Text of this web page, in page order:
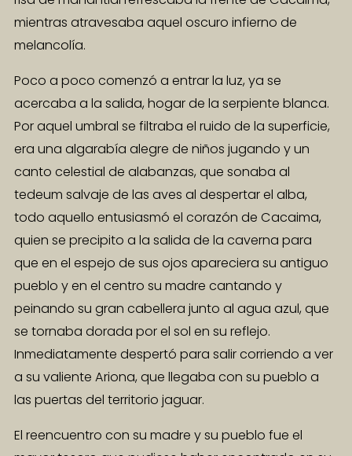
mientras atravesaba aquel oscuro infierno de
melancolía.
Poco a poco comenzó a entrar la luz, ya se
acercaba a la salida, hogar de la serpiente blanca.
Por aquel umbral se filtraba el ruido de la superficie,
era una algarabía alegre de niños jugando y un
canto celestial de alabanzas, que sonaba al
tedeum salvaje de las aves al despertar el alba,
todo aquello entusiasmó el corazón de Cacaima,
quien se precipito a la salida de la caverna para
que en el espejo de sus ojos apareciera su antiguo
pueblo y en el centro su madre cantando y
peinando su gran cabellera junto al agua azul, que
se tornaba dorada por el sol en su reflejo.
Inmediatamente despertó para salir corriendo a ver
a su valiente Ariona, que llegaba con su pueblo a
las puertas del territorio jaguar.
El reencuentro con su madre y su pueblo fue el